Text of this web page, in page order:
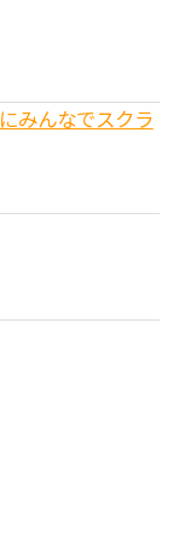
みんなでスクラ